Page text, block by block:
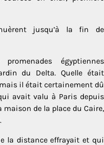
jusqu’à la fin de
égyptiennes
du Delta. Quelle était
mais il était certainement dû
avait valu à Paris depuis
de la place du Caire,
la distance effrayait et qui